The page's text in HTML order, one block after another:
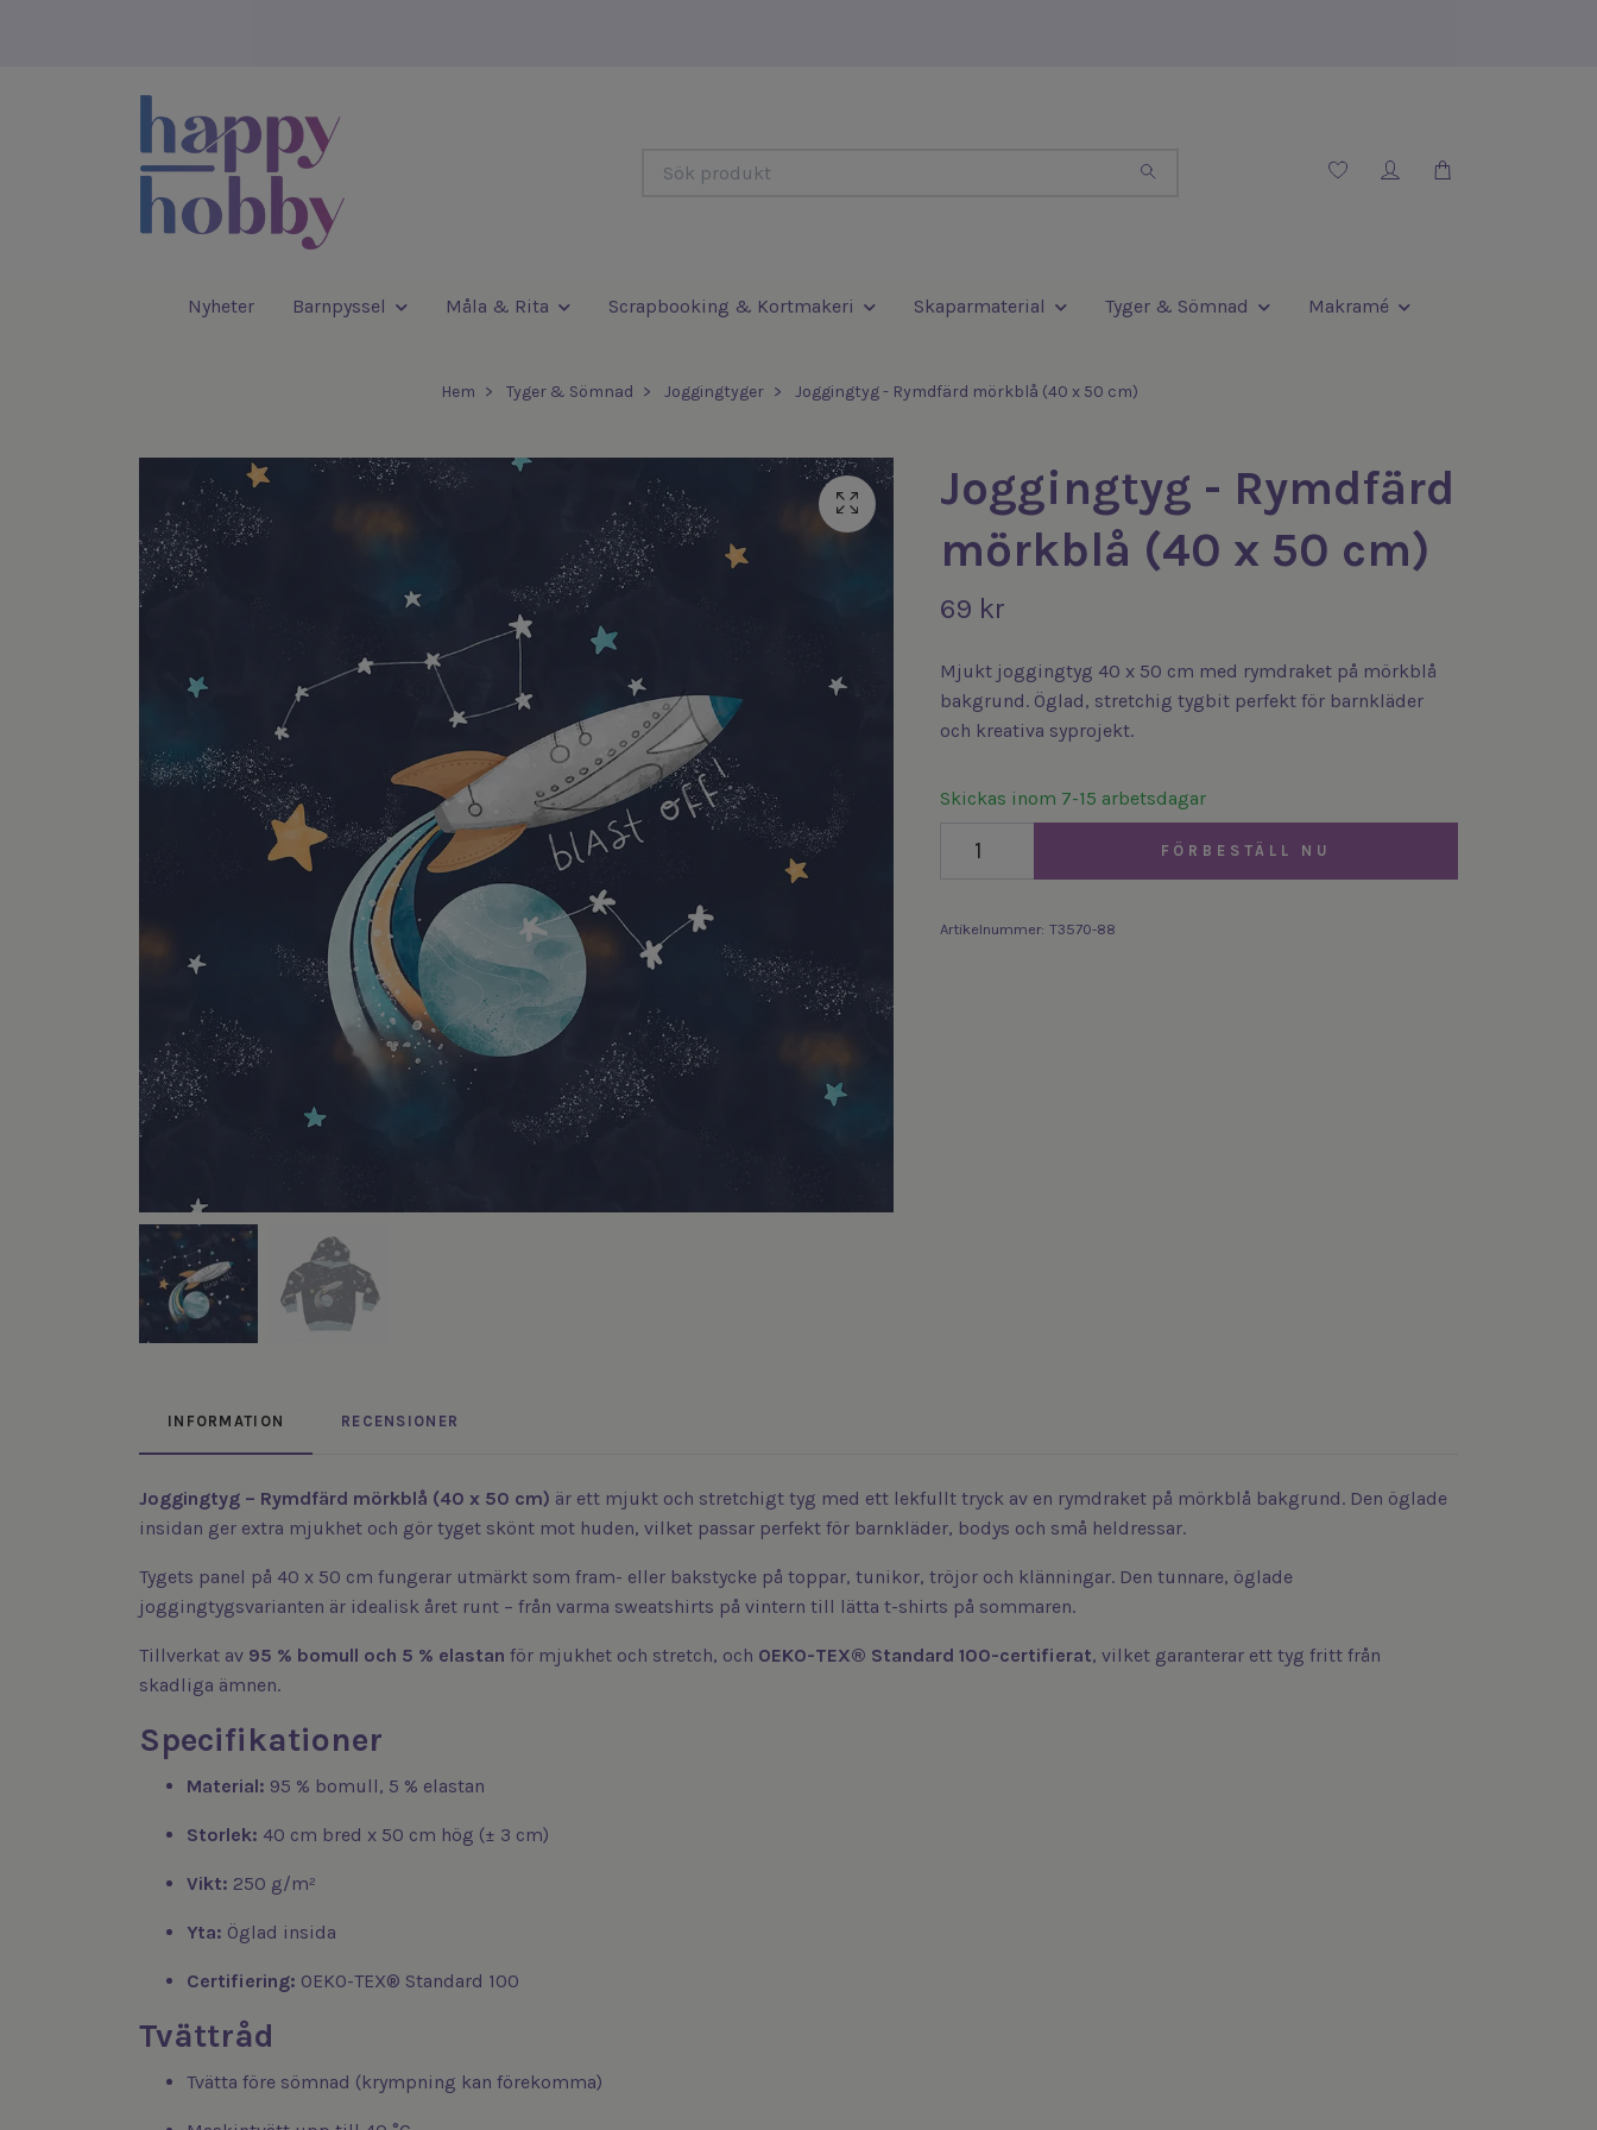
Nyheter Barnpyssel Måla & Rita Scrapbooking & Kortmakeri Skaparmaterial Tyger & Sömnad Makramé
Hem Tyger & Sömnad Joggingtyger Joggingtyg - Rymdfärd mörkblå (40 x 50 cm)
Joggingtyg - Rymdfärd
mörkblå (40 x 50 cm)
69 kr
Mjukt joggingtyg 40 x 50 cm med rymdraket på mörkblå
bakgrund. Öglad, stretchig tygbit perfekt för barnkläder
och kreativa syprojekt.
Skickas inom 7-15 arbetsdagar
FÖRBESTÄLL NU
Artikelnummer: T3570-88
INFORMATION RECENSIONER
Joggingtyg – Rymdfärd mörkblå (40 x 50 cm) är ett mjukt och stretchigt tyg med ett lekfullt tryck av en rymdraket på mörkblå bakgrund. Den öglade
insidan ger extra mjukhet och gör tyget skönt mot huden, vilket passar perfekt för barnkläder, bodys och små heldressar.
Tygets panel på 40 x 50 cm fungerar utmärkt som fram- eller bakstycke på toppar, tunikor, tröjor och klänningar. Den tunnare, öglade
joggingtygsvarianten är idealisk året runt – från varma sweatshirts på vintern till lätta t-shirts på sommaren.
Tillverkat av 95 % bomull och 5 % elastan för mjukhet och stretch, och OEKO-TEX® Standard 100-certifierat, vilket garanterar ett tyg fritt från
skadliga ämnen.
Specifikationer
Material: 95 % bomull, 5 % elastan
Storlek: 40 cm bred x 50 cm hög (± 3 cm)
Vikt: 250 g/m²
Yta: Öglad insida
Certifiering: OEKO-TEX® Standard 100
Tvättråd
Tvätta före sömnad (krympning kan förekomma)